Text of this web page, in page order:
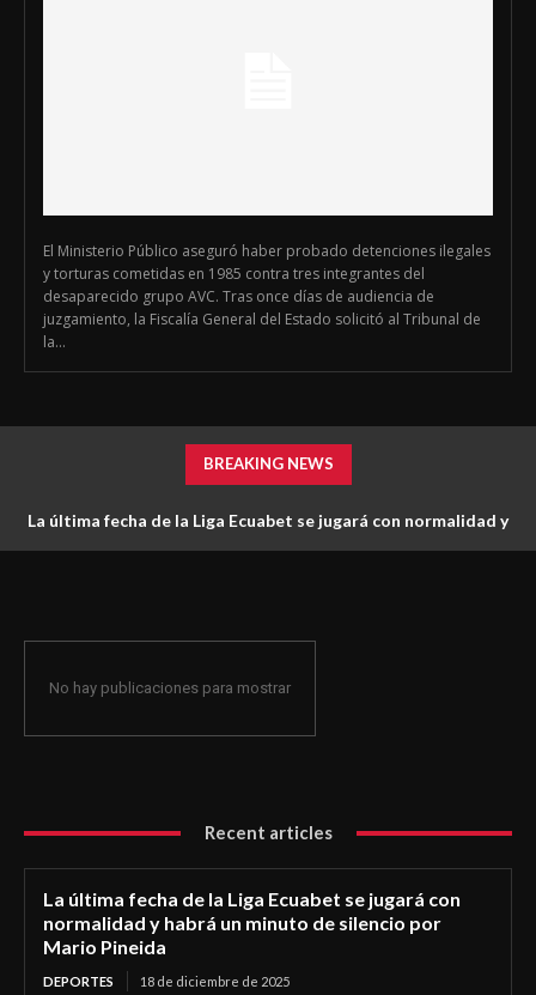
El Ministerio Público aseguró haber probado detenciones ilegales
y torturas cometidas en 1985 contra tres integrantes del
desaparecido grupo AVC. Tras once días de audiencia de
juzgamiento, la Fiscalía General del Estado solicitó al Tribunal de
la...
BREAKING NEWS
La última fecha de la Liga Ecuabet se jugará con normalidad y
No hay publicaciones para mostrar
Recent articles
La última fecha de la Liga Ecuabet se jugará con
normalidad y habrá un minuto de silencio por
Mario Pineida
DEPORTES 18 de diciembre de 2025